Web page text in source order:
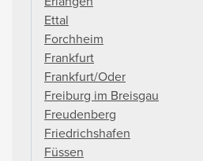
Ettal
Forchheim
Frankfurt
Frankfurt/Oder
Freiburg im Breisgau
Freudenberg
Friedrichshafen
Füssen